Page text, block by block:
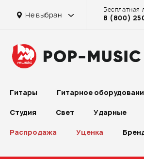
Не выбран
Бесплатная
8 (800)
Гитары Гитарное
Студия Свет Ударные
Распродажа Уценка